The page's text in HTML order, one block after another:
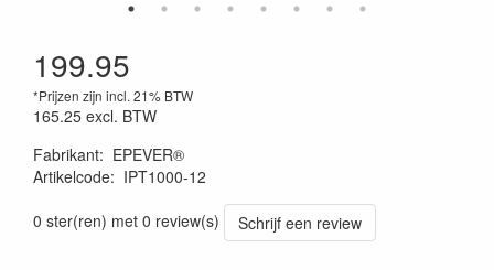
199.95
*Prijzen zijn incl. 21% BTW
165.25 excl. BTW
Fabrikant: EPEVER®
Artikelcode: IPT1000-12
0 ster(ren) met 0 review(s)
Schrijf een review